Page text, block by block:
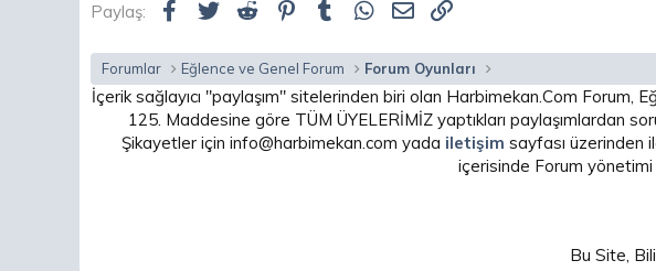
Paylaş: Facebook
TwitterReddit Pinterest
Tumblr WhatsApp
E-posta
Forumlar Eğlence ve Genel Forum Forum Oyunları
İçerik sağlayıcı "paylaşım" sitelerinden biri olan Harbimekan.Com Forum,
125. Maddesine göre TÜM ÜYELERİMİZ yaptıkları paylaşımlardan
Şikayetler için info@harbimekan.com yada iletişim sayfası üzerinden
içerisinde Forum yönetimi
Bu Site,